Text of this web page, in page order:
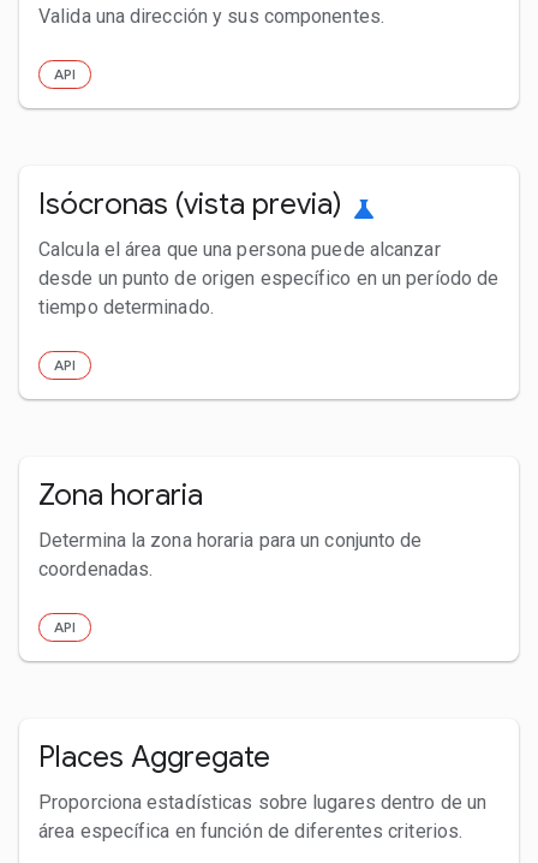
Valida una dirección y sus componentes.
API
Isócronas (vista previa) science
Calcula el área que una persona puede alcanzar
desde un punto de origen específico en un período de
tiempo determinado.
API
Zona horaria
Determina la zona horaria para un conjunto de
coordenadas.
API
Places Aggregate
Proporciona estadísticas sobre lugares dentro de un
área específica en función de diferentes criterios.